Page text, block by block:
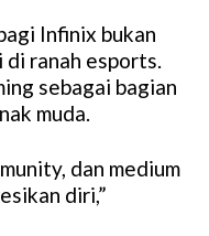
Infinix bukan
di ranah esports.
sebagai bagian
muda.
dan medium
diri,”